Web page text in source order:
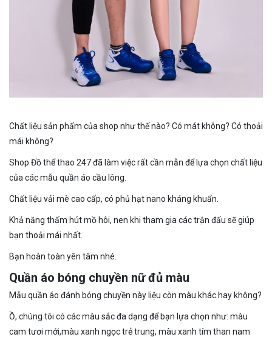
Chất liệu sản phẩm của shop như thế nào? Có mát không? Có thoải
mái không?
Shop Đồ thể thao 247 đã làm việc rất cần mẫn để lựa chọn chất liệu
của các mẫu quần áo cầu lông.
Chất liệu vải mè cao cấp, có phủ hạt nano kháng khuẩn.
Khả năng thấm hút mồ hôi, nen khi tham gia các trận đấu sẽ giúp
bạn thoải mái nhất.
Bạn hoàn toàn yên tâm nhé.
Quần áo bóng chuyền nữ đủ màu
Mẫu quần áo đánh bóng chuyền này liệu còn màu khác hay không?
Ồ, chúng tôi có các màu sắc đa dạng để bạn lựa chọn như: màu
cam tươi mới,màu xanh ngọc trẻ trung, màu xanh tím than nam